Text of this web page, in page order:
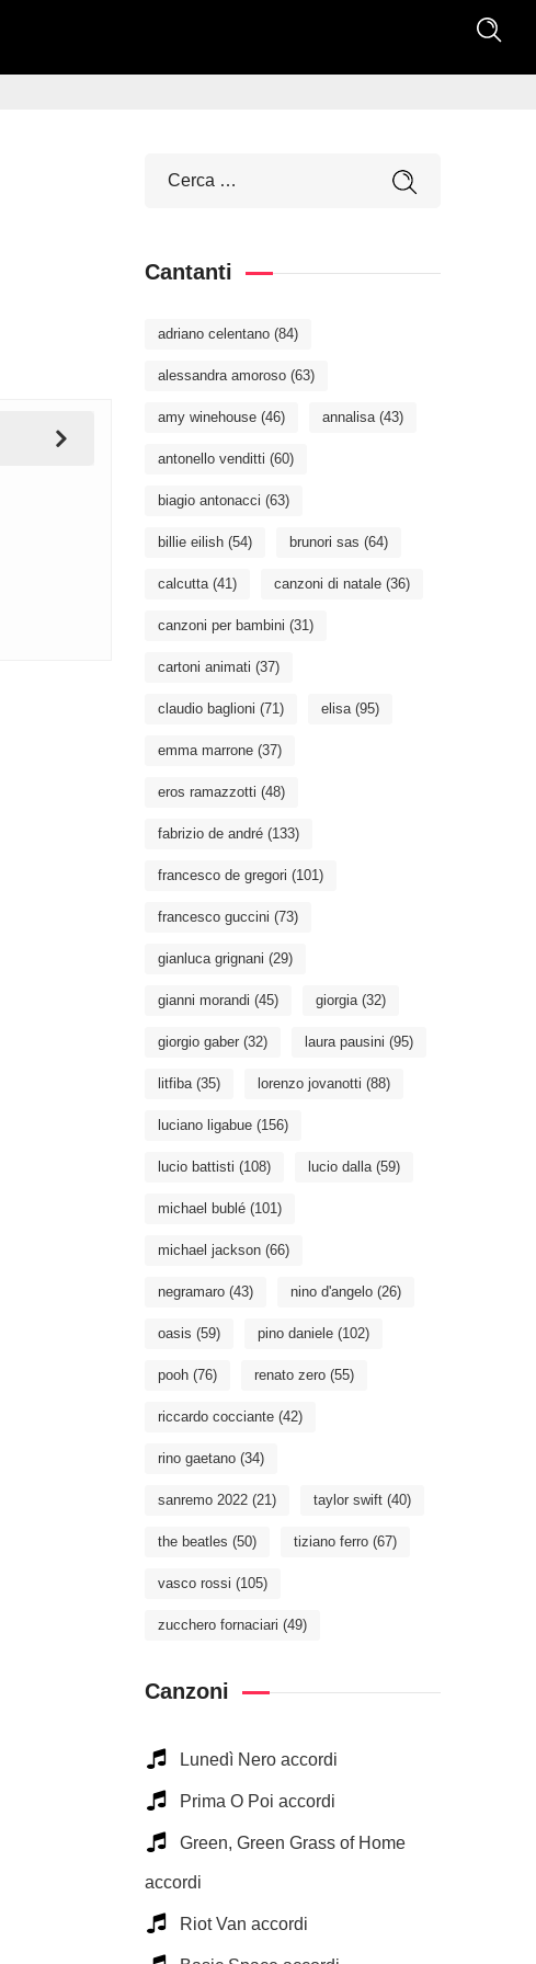
Cantanti
adriano celentano (84)
alessandra amoroso (63)
amy winehouse (46) annalisa(43)
antonello venditti (60)
biagio antonacci (63)
billie eilish (54) brunori sas (64)
calcutta(41) canzoni di natale (36)
canzoni per bambini (31)
cartoni animati (37)
claudio baglioni (71) elisa(95)
emma marrone (37)
eros ramazzotti (48)
fabrizio de andré (133)
francesco de gregori (101)
francesco guccini (73)
gianluca grignani (29)
gianni morandi (45) giorgia(32)
giorgio gaber (32) laura pausini (95)
litfiba(35) lorenzo jovanotti (88)
luciano ligabue (156)
lucio battisti (108) lucio dalla(59)
michael bublé (101)
michael jackson (66)
negramaro (43) nino d'angelo (26)
oasis (59) pino daniele (102)
pooh (76) renato zero (55)
riccardo cocciante (42)
rino gaetano (34)
sanremo 2022 (21) taylor swift (40)
the beatles (50) tiziano ferro (67)
vasco rossi (105)
zucchero fornaciari (49)
Canzoni
Lunedì Nero accordi
Prima O Poi accordi
Green, Green Grass of Home
accordi
Riot Van accordi